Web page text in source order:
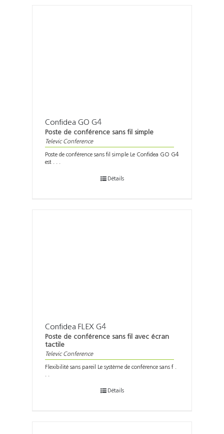
Confidea GO G4
Poste de conférence sans fil simple
Televic Conference
Poste de conférence sans fil simple Le Confidea GO G4
est . . .
Détails
Confidea FLEX G4
Poste de conférence sans fil avec écran
tactile
Televic Conference
Flexibilité sans pareil Le système de conférence sans f .
. .
Détails